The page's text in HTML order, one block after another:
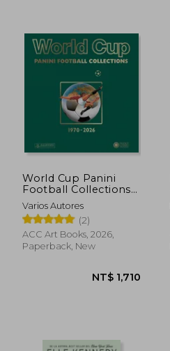
World Cup Panini
Football Collections
1970-2026
Varios Autores
(2)
ACC Art Books, 2026,
Paperback, New